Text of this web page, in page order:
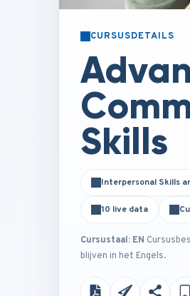
CURSUSDETAILS
Skills
Interpersonal Skills
10 live data
Cursustaal: EN
blijven in het Engels.